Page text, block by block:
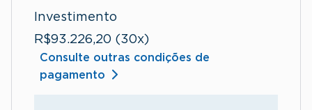
Investimento
R$93.226,20 (30x)
Consulte outras condições de
pagamento